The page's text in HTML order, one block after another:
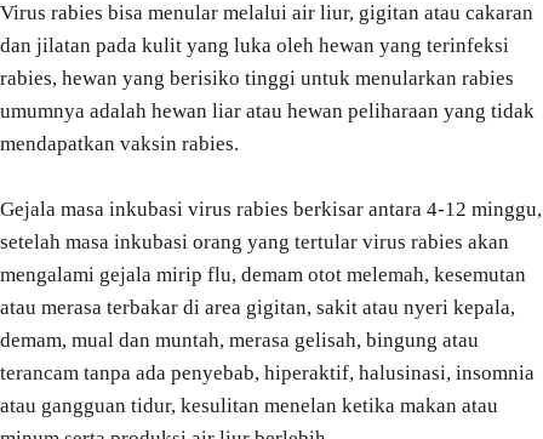
Virus rabies bisa menular melalui air liur, gigitan atau cakaran
dan jilatan pada kulit yang luka oleh hewan yang terinfeksi
rabies, hewan yang berisiko tinggi untuk menularkan rabies
umumnya adalah hewan liar atau hewan peliharaan yang tidak
mendapatkan vaksin rabies.
Gejala masa inkubasi virus rabies berkisar antara 4-12 minggu,
setelah masa inkubasi orang yang tertular virus rabies akan
mengalami gejala mirip flu, demam otot melemah, kesemutan
atau merasa terbakar di area gigitan, sakit atau nyeri kepala,
demam, mual dan muntah, merasa gelisah, bingung atau
terancam tanpa ada penyebab, hiperaktif, halusinasi, insomnia
atau gangguan tidur, kesulitan menelan ketika makan atau